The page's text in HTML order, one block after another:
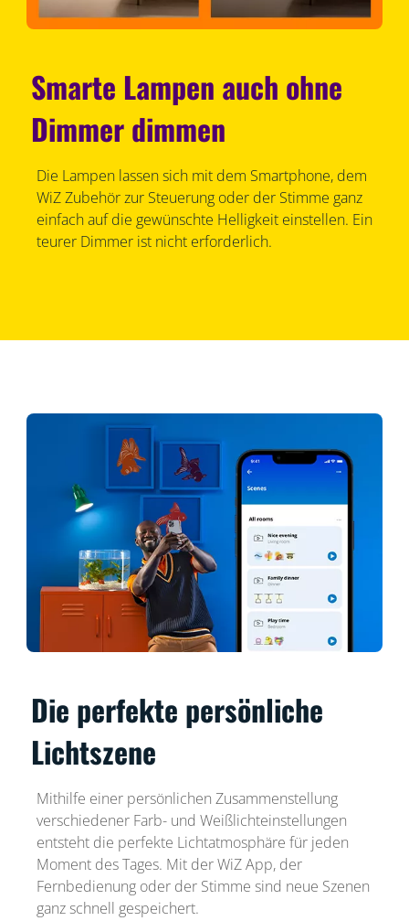
Smarte Lampen auch ohne
Dimmer dimmen
Die Lampen lassen sich mit dem Smartphone, dem
WiZ Zubehör zur Steuerung oder der Stimme ganz
einfach auf die gewünschte Helligkeit einstellen. Ein
teurer Dimmer ist nicht erforderlich.
Die perfekte persönliche
Lichtszene
Mithilfe einer persönlichen Zusammenstellung
verschiedener Farb- und Weißlichteinstellungen
entsteht die perfekte Lichtatmosphäre für jeden
Moment des Tages. Mit der WiZ App, der
Fernbedienung oder der Stimme sind neue Szenen
ganz schnell gespeichert.